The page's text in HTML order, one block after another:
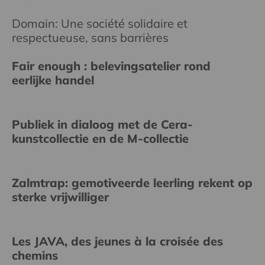
Domain: Une société solidaire et
respectueuse, sans barrières
Fair enough : belevingsatelier rond
eerlijke handel
Publiek in dialoog met de Cera-
kunstcollectie en de M-collectie
Zalmtrap: gemotiveerde leerling rekent op
sterke vrijwilliger
Les JAVA, des jeunes à la croisée des
chemins